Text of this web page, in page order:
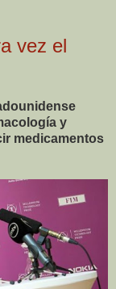
vez el
y
medicamentos